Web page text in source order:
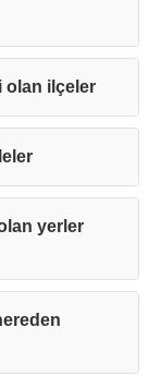
olan ilçeler
yerler